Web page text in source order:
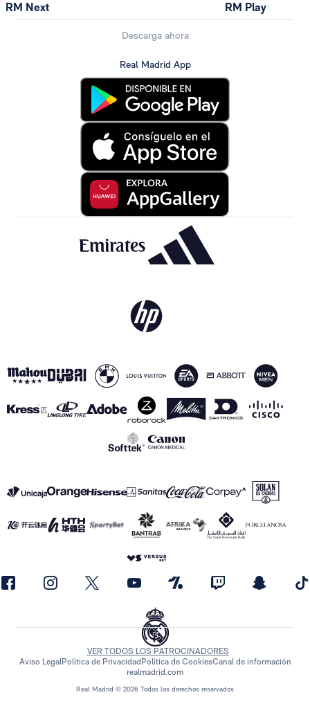
RM Next RM Play
Descarga ahora
Real Madrid App
Real Madrid © 2026 Todos los derechos reservados
VER TODOS LOS PATROCINADORES
Aviso LegalPolítica de Privacidad Política de CookiesCanal de información
realmadrid.com